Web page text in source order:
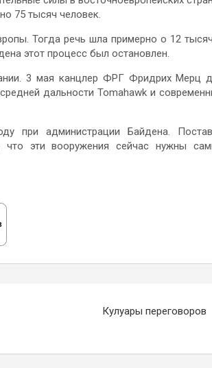
75 тысяч человек.
Тогда речь шла примерно о 12
этот процесс был остановлен.
3 мая канцлер ФРГ Фридрих Мерц
дальности Tomahawk и
при администрации Байдена.
эти вооружения сейчас нужны
Кулуары переговоров